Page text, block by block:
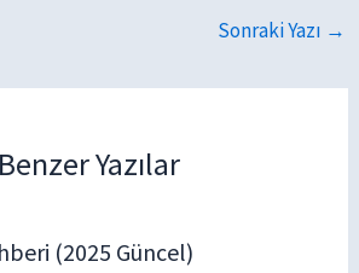
Sonraki Yazı →
Benzer Yazılar
(2025 Güncel)